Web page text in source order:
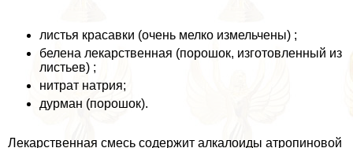
листья красавки (очень мелко измельчены) ;
белена лекарственная (порошок, изготовленный из
листьев) ;
нитрат натрия;
дурман (порошок).
Лекарственная смесь содержит алкалоиды атропиновой